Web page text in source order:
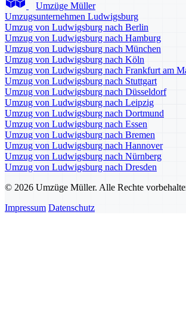
Umzüge Müller
Umzugsunternehmen Ludwigsburg
Umzug von Ludwigsburg nach Berlin
Umzug von Ludwigsburg nach Hamburg
Umzug von Ludwigsburg nach München
Umzug von Ludwigsburg nach Köln
Umzug von Ludwigsburg nach Frankfurt am
Umzug von Ludwigsburg nach Stuttgart
Umzug von Ludwigsburg nach Düsseldorf
Umzug von Ludwigsburg nach Leipzig
Umzug von Ludwigsburg nach Dortmund
Umzug von Ludwigsburg nach Essen
Umzug von Ludwigsburg nach Bremen
Umzug von Ludwigsburg nach Hannover
Umzug von Ludwigsburg nach Nürnberg
Umzug von Ludwigsburg nach Dresden
© 2026 Umzüge Müller. Alle Rechte
Impressum Datenschutz